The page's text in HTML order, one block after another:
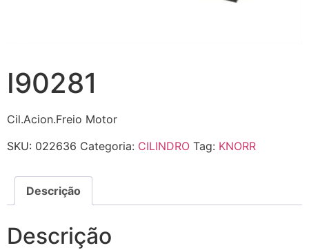
I90281
Cil.Acion.Freio Motor
SKU: 022636 Categoria: CILINDRO Tag: KNORR
Descrição
Descrição